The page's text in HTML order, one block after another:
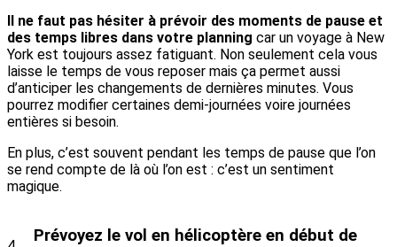
Il ne faut pas hésiter à prévoir des moments de pause et
des temps libres dans votre planning car un voyage à New
York est toujours assez fatiguant. Non seulement cela vous
laisse le temps de vous reposer mais ça permet aussi
d’anticiper les changements de dernières minutes. Vous
pourrez modifier certaines demi-journées voire journées
entières si besoin.
En plus, c’est souvent pendant les temps de pause que l’on
se rend compte de là où l’on est : c’est un sentiment
magique.
Prévoyez le vol en hélicoptère en début de